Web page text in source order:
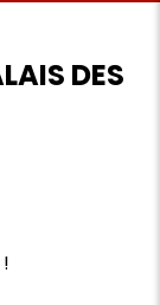
DES